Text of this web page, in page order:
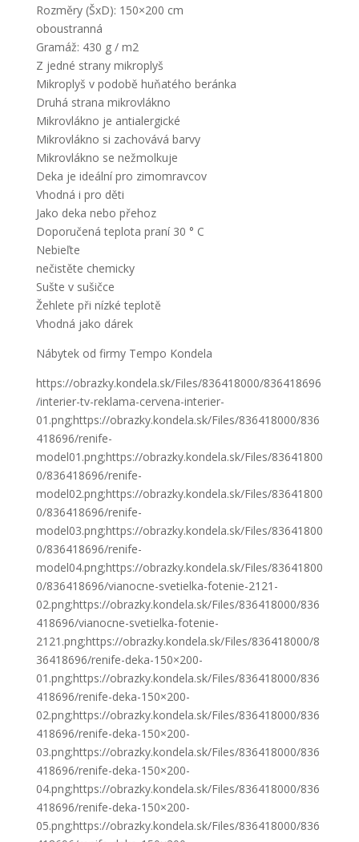
Rozměry (ŠxD): 150×200 cm
oboustranná
Gramáž: 430 g / m2
Z jedné strany mikroplyš
Mikroplyš v podobě huňatého beránka
Druhá strana mikrovlákno
Mikrovlákno je antialergické
Mikrovlákno si zachovává barvy
Mikrovlákno se nežmolkuje
Deka je ideální pro zimomravcov
Vhodná i pro děti
Jako deka nebo přehoz
Doporučená teplota praní 30 ° C
Nebieľte
nečistěte chemicky
Sušte v sušičce
Žehlete při nízké teplotě
Vhodná jako dárek
Nábytek od firmy Tempo Kondela
https://obrazky.kondela.sk/Files/836418000/836418696
/interier-tv-reklama-cervena-interier-
01.png;https://obrazky.kondela.sk/Files/836418000/836
418696/renife-
model01.png;https://obrazky.kondela.sk/Files/83641800
0/836418696/renife-
model02.png;https://obrazky.kondela.sk/Files/83641800
0/836418696/renife-
model03.png;https://obrazky.kondela.sk/Files/83641800
0/836418696/renife-
model04.png;https://obrazky.kondela.sk/Files/83641800
0/836418696/vianocne-svetielka-fotenie-2121-
02.png;https://obrazky.kondela.sk/Files/836418000/836
418696/vianocne-svetielka-fotenie-
2121.png;https://obrazky.kondela.sk/Files/836418000/8
36418696/renife-deka-150×200-
01.png;https://obrazky.kondela.sk/Files/836418000/836
418696/renife-deka-150×200-
02.png;https://obrazky.kondela.sk/Files/836418000/836
418696/renife-deka-150×200-
03.png;https://obrazky.kondela.sk/Files/836418000/836
418696/renife-deka-150×200-
04.png;https://obrazky.kondela.sk/Files/836418000/836
418696/renife-deka-150×200-
05.png;https://obrazky.kondela.sk/Files/836418000/836